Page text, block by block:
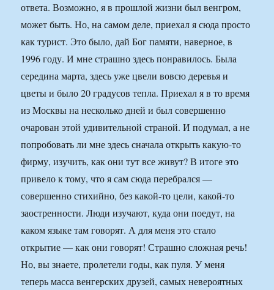
ответа. Возможно, я в прошлой жизни был венгром,
может быть. Но, на самом деле, приехал я сюда просто
как турист. Это было, дай Бог памяти, наверное, в
1996 году. И мне страшно здесь понравилось. Была
середина марта, здесь уже цвели вовсю деревья и
цветы и было 20 градусов тепла. Приехал я в то время
из Москвы на несколько дней и был совершенно
очарован этой удивительной страной. И подумал, а не
попробовать ли мне здесь сначала открыть какую-то
фирму, изучить, как они тут все живут? В итоге это
привело к тому, что я сам сюда перебрался —
совершенно стихийно, без какой-то цели, какой-то
заостренности. Люди изучают, куда они поедут, на
каком языке там говорят. А для меня это стало
открытие — как они говорят! Страшно сложная речь!
Но, вы знаете, пролетели годы, как пуля. У меня
теперь масса венгерских друзей, самых невероятных